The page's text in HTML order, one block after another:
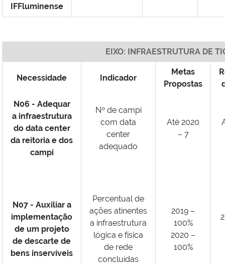
IFFluminense
EIXO: INFRAESTRUTURA DE
Necessidade Indicador
Metas
Propostas
N06 - Adequar
a infraestrutura
do data center
da reitoria e dos
campi
Nº de campi
com data
center
adequado
Até 2020
– 7
N07 - Auxiliar a
implementação
de um projeto
de descarte de
bens inservíveis
Percentual de
ações atinentes
a infraestrutura
lógica e física
de rede
concluídas
2019 –
100%
2020 –
100%